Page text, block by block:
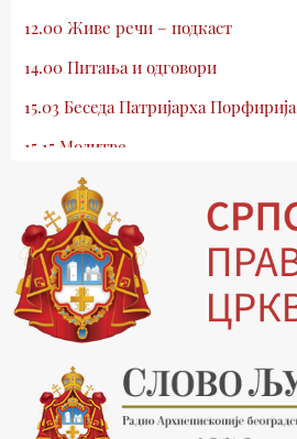
12.00 Живе речи – подкаст
14.00 Питања и одговори
15.03 Беседа Патријарха Порфирија
15.15 Молитве
15.30 Млади у Цркви
16.03 Српски јерарси
16.30 Хроника Архиепископије
17.03 Фолклор магазин
17.30 Тврђаве Дунава
18.03 Кроз историју Београда
18.30 Врлинослов